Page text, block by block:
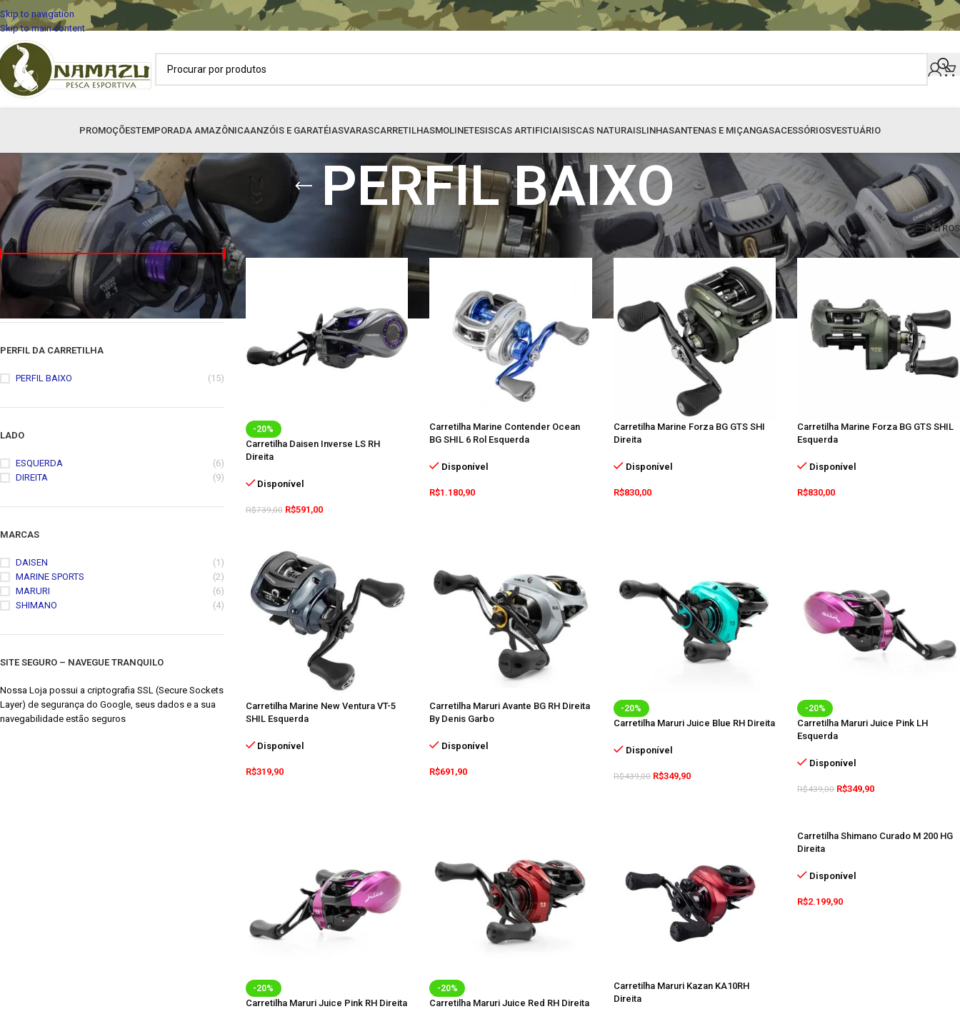
Skip to navigation
Skip to main content
PROMOÇÕESTEMPORADA AMAZÔNICAANZÓIS E GARATÉIASVARASCARRETILHASMOLINETESISCAS ARTIFICIAISISCAS NATURAISLINHASANTENAS E MIÇANGASACESSÓRIOSVESTUÁRIO
PERFIL BAIXO
FILTRAR POR PREÇO
FILTRAR
Preço:R$310 R$2.200
PERFIL DA CARRETILHA
PERFIL BAIXO (15)
LADO
ESQUERDA
(6)
DIREITA
(9)
MARCAS
DAISEN
(1)
MARINE SPORTS
(2)
MARURI
(6)
SHIMANO
(4)
SITE SEGURO – NAVEGUE TRANQUILO
Nossa Loja possui a criptografia SSL (Secure Sockets
Layer) de segurança do Google, seus dados e a sua
navegabilidade estão seguros
PERFIL BAIXO EXIBIÇÃO 9 24 36 48 60 80 FILTROS
-20%
Carretilha Daisen Inverse LS RH
Direita
Disponível
R$739,00 R$591,00
Carretilha Marine Contender Ocean
BG SHIL 6 Rol Esquerda
Disponível
R$1.180,90
Carretilha Marine Forza BG GTS SHI
Direita
Disponível
R$830,00
Carretilha Marine Forza BG GTS SHIL
Esquerda
Disponível
R$830,00
Carretilha Marine New Ventura VT-5
SHIL Esquerda
Disponível
R$319,90
Carretilha Maruri Avante BG RH Direita
By Denis Garbo
Disponível
R$691,90
-20%
Carretilha Maruri Juice Blue RH Direita
Disponível
R$439,00 R$349,90
-20%
Carretilha Maruri Juice Pink LH
Esquerda
Disponível
R$439,00 R$349,90
-20%
Carretilha Maruri Juice Pink RH Direita
-20%
Carretilha Maruri Juice Red RH Direita
Carretilha Maruri Kazan KA10RH
Direita
Carretilha Shimano Curado M 200 HG
Direita
Disponível
R$2.199,90